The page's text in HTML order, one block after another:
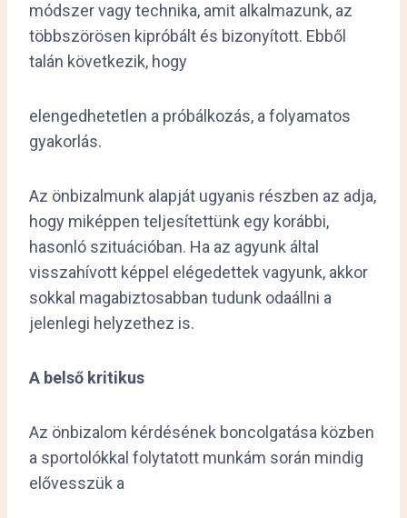
módszer vagy technika, amit alkalmazunk, az
többszörösen kipróbált és bizonyított. Ebből
talán következik, hogy
elengedhetetlen a próbálkozás, a folyamatos
gyakorlás.
Az önbizalmunk alapját ugyanis részben az adja,
hogy miképpen teljesítettünk egy korábbi,
hasonló szituációban. Ha az agyunk által
visszahívott képpel elégedettek vagyunk, akkor
sokkal magabiztosabban tudunk odaállni a
jelenlegi helyzethez is.
A belső kritikus
Az önbizalom kérdésének boncolgatása közben
a sportolókkal folytatott munkám során mindig
elővesszük a